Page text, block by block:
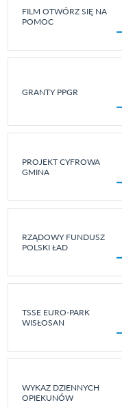
FILM OTWÓRZ SIĘ NA
POMOC
GRANTY PPGR
PROJEKT CYFROWA
GMINA
RZĄDOWY FUNDUSZ
POLSKI ŁAD
TSSE EURO-PARK
WISŁOSAN
WYKAZ DZIENNYCH
OPIEKUNÓW